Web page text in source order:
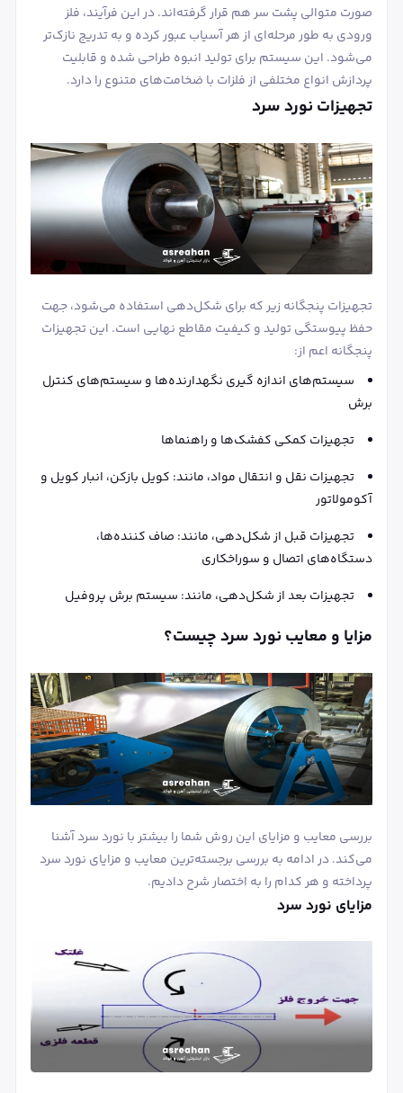
صورت متوالی پشت سر هم قرار گرفته‌اند. در این فرآیند، فلز
ورودی به طور مرحله‌ای از هر آسیاب عبور کرده و به تدریج نازک‌تر
می‌شود. این سیستم برای تولید انبوه طراحی شده و قابلیت
پردازش انواع مختلفی از فلزات با ضخامت‌های متنوع را دارد.
تجهیزات نورد سرد
تجهیزات پنجگانه زیر که برای شکل‌دهی استفاده می‌شود، جهت
حفظ پیوستگی تولید و کیفیت مقاطع نهایی است. این تجهیزات
پنجگانه اعم از:
سیستم‌های اندازه گیری نگهدارنده‌ها و سیستم‌های کنترل
برش
تجهیزات کمکی کفشک‌ها و راهنماها
تجهیزات نقل و انتقال مواد، مانند: کویل بازکن، انبار کویل و
آکومولاتور
تجهیزات قبل از شکل‌دهی، مانند: صاف کننده‌ها،
دستگاه‌های اتصال و سوراخکاری
تجهیزات بعد از شکل‌دهی، مانند: سیستم برش پروفیل
مزایا و معایب نورد سرد چیست؟
بررسی معایب و مزایای این روش شما را بیشتر با نورد سرد آشنا
می‌کند. در ادامه به بررسی برجسته‌ترین معایب و مزایای نورد سرد
پرداخته و هر کدام را به اختصار شرح دادیم.
مزایای نورد سرد